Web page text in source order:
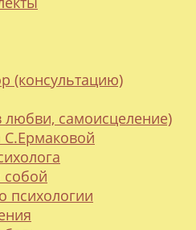
(консультацию)
любви, самоисцеление)
С.Ермаковой
собой
психологии